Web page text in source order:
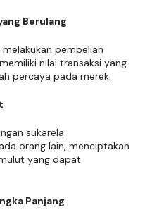
Berulang
pembelian
nilai transaksi yang
percaya pada merek.
sukarela
orang lain, menciptakan
yang dapat
Panjang